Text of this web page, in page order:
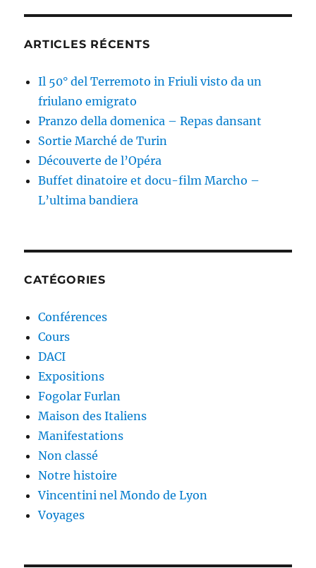
ARTICLES RÉCENTS
Il 50° del Terremoto in Friuli visto da un
friulano emigrato
Pranzo della domenica – Repas dansant
Sortie Marché de Turin
Découverte de l’Opéra
Buffet dinatoire et docu-film Marcho –
L’ultima bandiera
CATÉGORIES
Conférences
Cours
DACI
Expositions
Fogolar Furlan
Maison des Italiens
Manifestations
Non classé
Notre histoire
Vincentini nel Mondo de Lyon
Voyages